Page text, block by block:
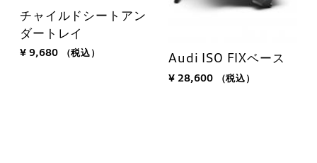
チャイルドシートアン
ダートレイ
¥ 9,680 （税込） Audi ISO FIXベース
¥ 28,600 （税込）